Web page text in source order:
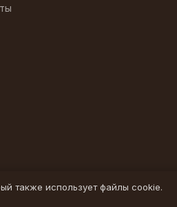
также использует файлы cookie.